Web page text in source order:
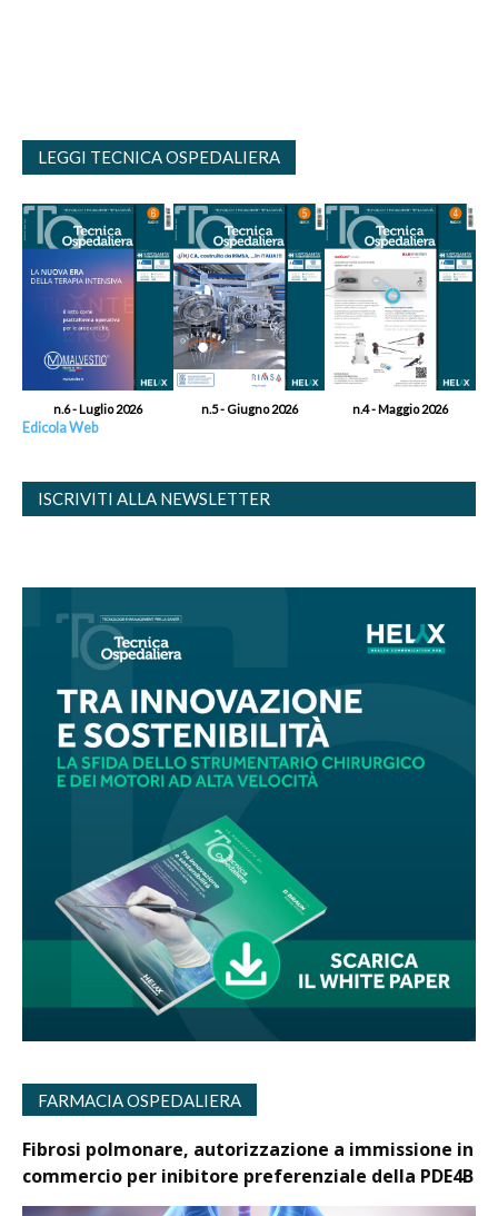
LEGGI TECNICA OSPEDALIERA
n.6 - Luglio 2026 n.5 - Giugno 2026 n.4 - Maggio 2026
Edicola Web
ISCRIVITI ALLA NEWSLETTER
FARMACIA OSPEDALIERA
Fibrosi polmonare, autorizzazione a immissione in
commercio per inibitore preferenziale della PDE4B